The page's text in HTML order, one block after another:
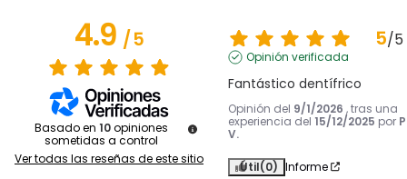
4.9/5
Basado en 10 opiniones
sometidas a control
Ver todas las reseñas de este sitio
5/5
Opinión verificada
Fantástico dentífrico
Opinión del 9/1/2026 , tras una
experiencia del 15/12/2025 por
V.
Útil(0) Informe